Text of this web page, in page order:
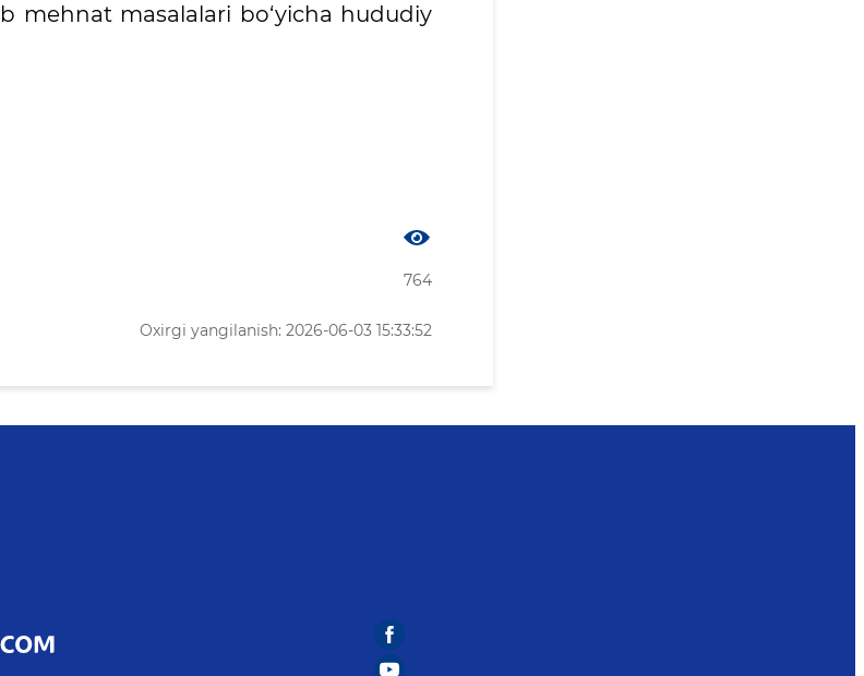
mehnat masalalari bo‘yicha hududiy
764
Oxirgi yangilanish: 2026-06-03 15:33:52